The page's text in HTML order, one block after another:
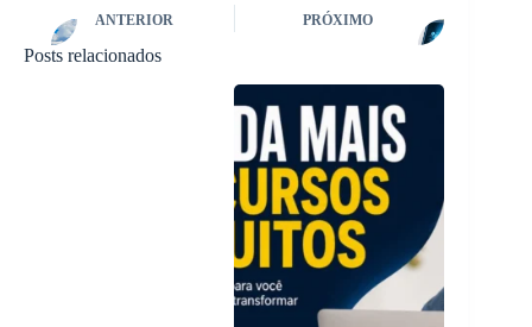
ANTERIOR PRÓXIMO
Posts relacionados